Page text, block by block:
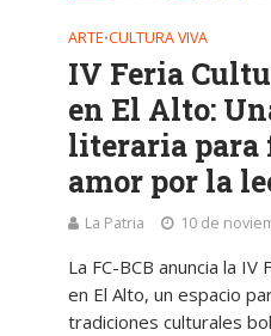
ARTE•CULTURA VIVA
IV Feria
en El Alto:
literaria para
amor por la
La Patria 10 de
La FC-BCB anuncia la
en El Alto, un espacio
tradiciones culturales